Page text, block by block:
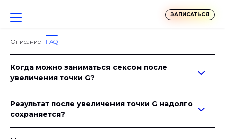
ЗАПИСАТЬСЯ
Описание FAQ
Когда можно заниматься сексом после
увеличения точки G?
Результат после увеличения точки G надолго
сохраняется?